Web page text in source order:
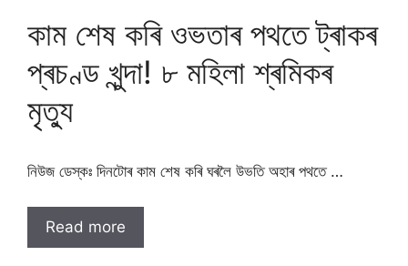
কাম শেষ কৰি ওভতাৰ পথতে ট্ৰাকৰ
প্ৰচণ্ড খুন্দা! ৮ মহিলা শ্ৰমিকৰ
মৃত্যু
নিউজ ডেস্কঃ দিনটোৰ কাম শেষ কৰি ঘৰলৈ উভতি অহাৰ পথতে …
Read more